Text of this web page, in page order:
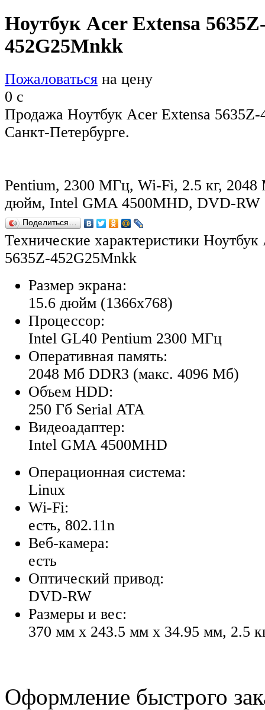
Ноутбук Acer Extensa
452G25Mnkk
Пожаловаться на цену
0 c
Продажа Ноутбук Acer Extensa
Санкт-Петербурге.
Pentium, 2300 МГц, Wi-Fi, 2.5 кг,
дюйм, Intel GMA 4500MHD, DVD-RW
Поделиться…
Технические характеристики
5635Z-452G25Mnkk
Размер экрана:
15.6 дюйм (1366x768)
Процессор:
Intel GL40 Pentium 2300 МГц
Оперативная память:
2048 Мб DDR3 (макс. 4096 Мб)
Объем HDD:
250 Гб Serial ATA
Видеоадаптер:
Intel GMA 4500MHD
Операционная система:
Linux
Wi-Fi:
есть, 802.11n
Веб-камера:
есть
Оптический привод:
DVD-RW
Размеры и вес:
370 мм x 243.5 мм x 34.95 мм, 2.5
Оформление быстрого